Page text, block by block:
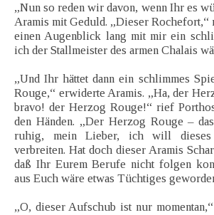
„Nun so reden wir davon, wenn Ihr es
Aramis mit Geduld. „Dieser Rochefort,“
einen Augenblick lang mit mir ein
ich der Stallmeister des armen Chalais
„Und Ihr hättet dann ein schlimmes
Rouge,“ erwiderte Aramis. „Ha, der
bravo! der Herzog Rouge!“ rief
den Händen. „Der Herzog Rouge –
ruhig, mein Lieber, ich will
verbreiten. Hat doch dieser Aramis
daß Ihr Eurem Berufe nicht folgen
aus Euch wäre etwas Tüchtiges
„O, dieser Aufschub ist nur